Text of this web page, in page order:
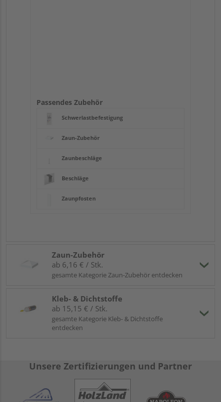
Passendes Zubehör
Schwerlastbefestigung
Zaun-Zubehör
Zaunbeschläge
Beschläge
Zaunpfosten
Zaun-Zubehör
ab 6,16 € / Stk.
gesamte Kategorie Zaun-Zubehör entdecken
Kleb- & Dichtstoffe
ab 15,15 € / Stk.
gesamte Kategorie Kleb- & Dichtstoffe
entdecken
Unsere Zertifizierungen und Partner